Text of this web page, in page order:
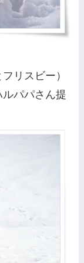
リスビー）
パパさん提